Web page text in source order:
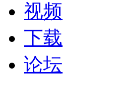
视频
下载
论坛